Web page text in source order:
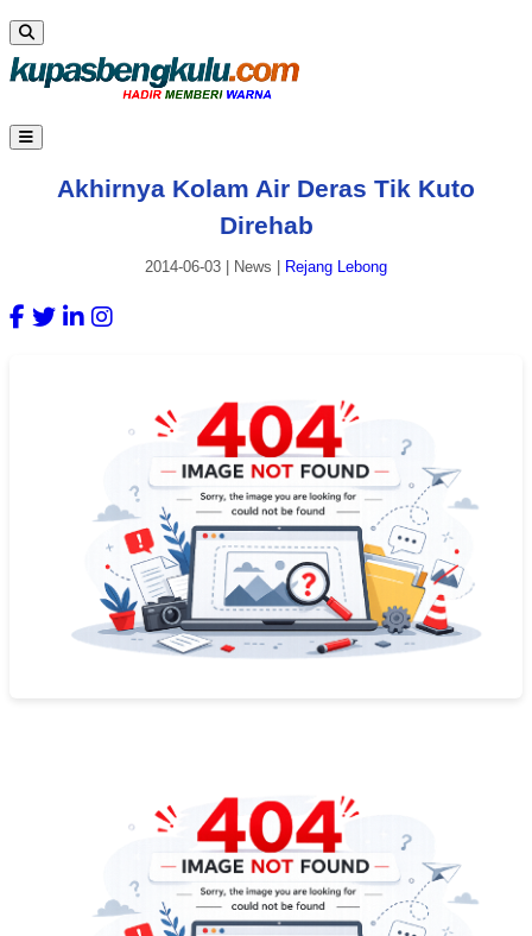
Akhirnya Kolam Air Deras Tik Kuto
Direhab
2014-06-03 News Rejang Lebong